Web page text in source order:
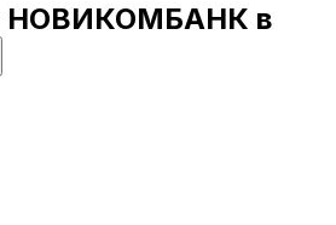
НОВИКОМБАНК в